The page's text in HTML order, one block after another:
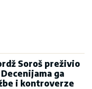
Soroš preživio
ga
i kontroverze